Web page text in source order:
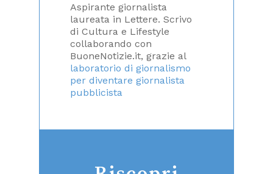
Aspirante giornalista
laureata in Lettere. Scrivo
di Cultura e Lifestyle
collaborando con
BuoneNotizie.it, grazie al
laboratorio di giornalismo
per diventare giornalista
pubblicista